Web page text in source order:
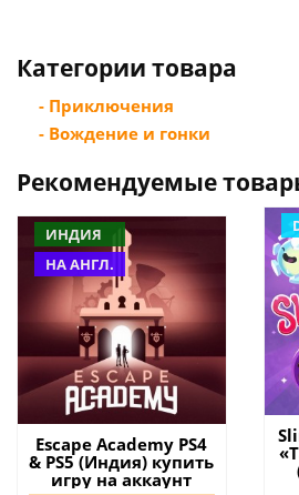
Категории товара
- Приключения
- Вождение и гонки
Рекомендуемые
ИНДИЯ
НА АНГЛ.
Escape Academy PS4
& PS5 (Индия) купить
игру на аккаунт